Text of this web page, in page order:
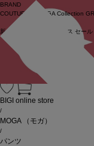
ログイン
BRAND
COUTURIER
MOGA Collection
新着商品 ニュース セール
BIGI online store
/
MOGA （モガ）
/
パンツ